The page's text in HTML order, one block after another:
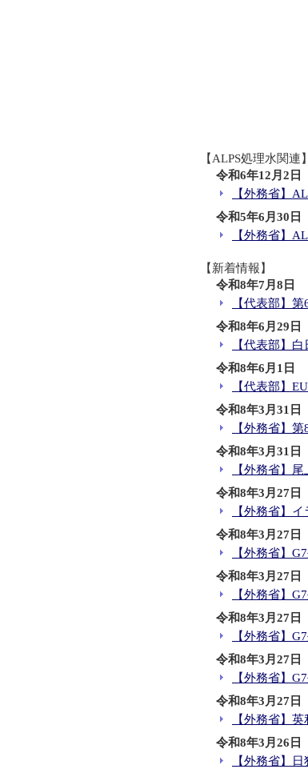
ラインハルト
2025年大使主
欧州議会にお
ヨーロッパ・
日EU友好関係50
2025年欧州連合
相川大使による
相川大使による
【ALPS処理水関連】
令和6年12月2日
【外務省】
令和5年6月30日
【外務省】
【新着情報】
令和8年7月8日
【代表部】
令和8年6月29日
【代表部】
令和8年6月1日
【代表部】
令和8年3月31日
【外務省】
令和8年3月31日
【外務省】
令和8年3月27日
【外務省】
令和8年3月27日
【外務省】
令和8年3月27日
【外務省】
令和8年3月27日
【外務省】
令和8年3月27日
【外務省】
令和8年3月27日
【外務省】
令和8年3月26日
【外務省】